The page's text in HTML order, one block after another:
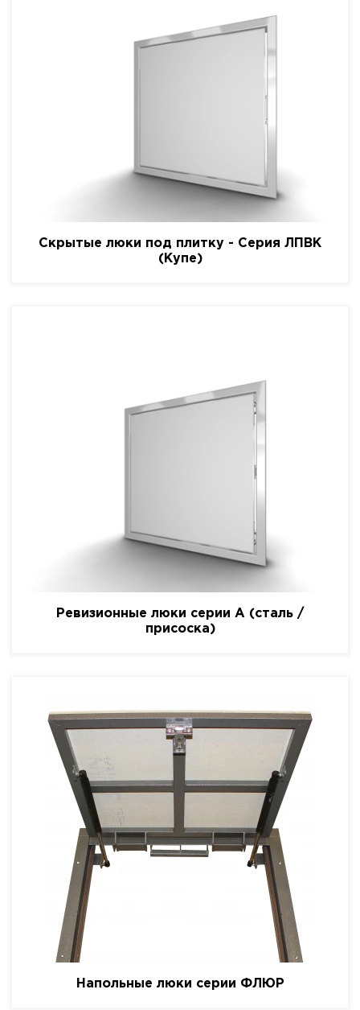
Скрытые люки под плитку - Серия ЛПВК
(Купе)
Ревизионные люки серии A (сталь /
присоска)
Напольные люки серии ФЛЮР